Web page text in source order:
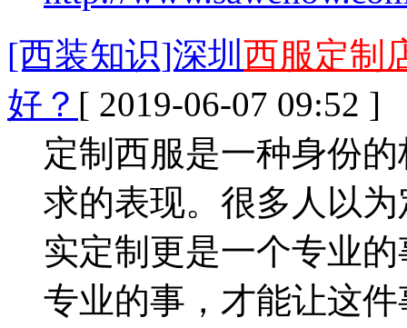
[西装知识]深圳 西服定制
好？ [ 2019-06-07 09:52 ]
定制西服是一种身份
求的表现。很多人以
实定制更是一个专业
专业的事，才能让这